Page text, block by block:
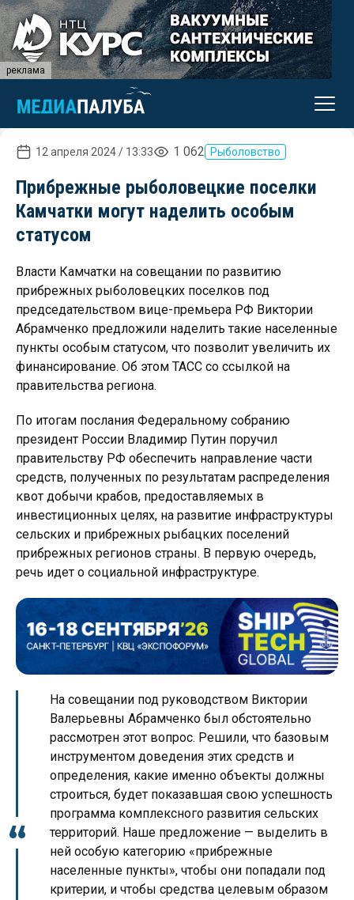
реклама
12 апреля 2024 / 13:33 1 062 Рыболовство
Прибрежные рыболовецкие поселки
Камчатки могут наделить особым
статусом
Власти Камчатки на совещании по развитию
прибрежных рыболовецких поселков под
председательством вице-премьера РФ Виктории
Абрамченко предложили наделить такие населенные
пункты особым статусом, что позволит увеличить их
финансирование. Об этом ТАСС со ссылкой на
правительства региона.
По итогам послания Федеральному собранию
президент России Владимир Путин поручил
правительству РФ обеспечить направление части
средств, полученных по результатам распределения
квот добычи крабов, предоставляемых в
инвестиционных целях, на развитие инфраструктуры
сельских и прибрежных рыбацких поселений
прибрежных регионов страны. В первую очередь,
речь идет о социальной инфраструктуре.
На совещании под руководством Виктории
Валерьевны Абрамченко был обстоятельно
рассмотрен этот вопрос. Решили, что базовым
инструментом доведения этих средств и
определения, какие именно объекты должны
строиться, будет показавшая свою успешность
программа комплексного развития сельских
территорий. Наше предложение — выделить в
ней особую категорию «прибрежные
населенные пункты», чтобы они попадали под
критерии, и чтобы средства целевым образом